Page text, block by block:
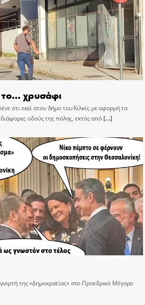
χρυσάφι
ότι εκεί στον δήμο του Κιλκίς με αφορμή τα
οδούς της πόλης, εκτός από[…]
της «Δημοκρατίας» στο Προεδρικό Μέγαρο